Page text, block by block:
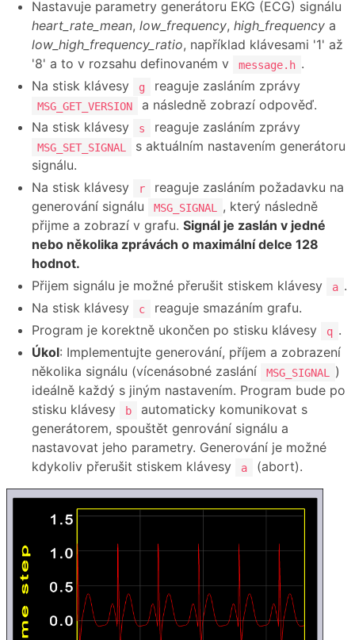
Nastavuje parametry generátoru EKG (ECG) signálu
heart_rate_mean, low_frequency, high_frequency a
low_high_frequency_ratio, například klávesami '1' až
'8' a to v rozsahu definovaném v
message.h .
Na stisk klávesy
g reaguje zasláním zprávy
MSG_GET_VERSION
a následně zobrazí odpověď.
Na stisk klávesy
s reaguje zasláním zprávy
MSG_SET_SIGNAL
s aktuálním nastavením generátoru
signálu.
Na stisk klávesy
r
reaguje zasláním požadavku na
generování signálu
MSG_SIGNAL
, který následně
přijme a zobrazí v grafu. Signál je zaslán v jedné
nebo několika zprávách o maximální delce 128
hodnot.
Přijem signálu je možné přerušit stiskem klávesy
a .
Na stisk klávesy
c
reaguje smazáním grafu.
Program je korektně ukončen po stisku klávesy
q .
Úkol: Implementujte generování, příjem a zobrazení
několika signálu (vícenásobné zaslání
MSG_SIGNAL
)
ideálně každý s jiným nastavením. Program bude po
stisku klávesy
b
automaticky komunikovat s
generátorem, spouštět genrování signálu a
nastavovat jeho parametry. Generování je možné
kdykoliv přerušit stiskem klávesy
a (abort).